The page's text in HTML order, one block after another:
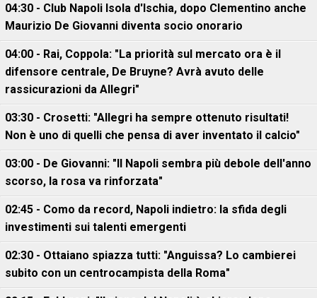
04:30 - Club Napoli Isola d'Ischia, dopo Clementino anche
Maurizio De Giovanni diventa socio onorario
04:00 - Rai, Coppola: "La priorità sul mercato ora è il
difensore centrale, De Bruyne? Avrà avuto delle
rassicurazioni da Allegri"
03:30 - Crosetti: "Allegri ha sempre ottenuto risultati!
Non è uno di quelli che pensa di aver inventato il calcio"
03:00 - De Giovanni: "Il Napoli sembra più debole dell'anno
scorso, la rosa va rinforzata"
02:45 - Como da record, Napoli indietro: la sfida degli
investimenti sui talenti emergenti
02:30 - Ottaiano spiazza tutti: "Anguissa? Lo cambierei
subito con un centrocampista della Roma"